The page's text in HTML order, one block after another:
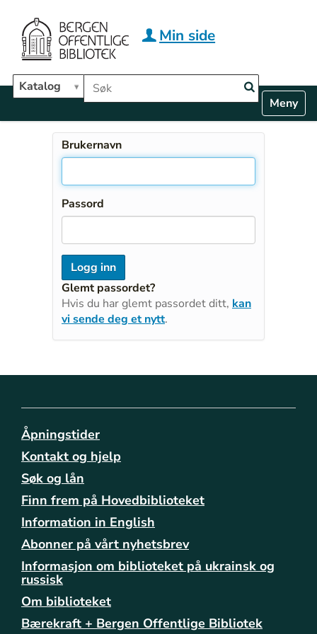
Hopp til hovedinnhold
Søk i biblioteket
Katalog
Min side
v
Toggle
Brukernavn
Passord
Glemt passordet?
Hvis du har glemt passordet ditt, kan
vi sende deg et nytt.
Åpningstider
Kontakt og hjelp
Søk og lån
Finn frem på Hovedbiblioteket
Information in English
Abonner på vårt nyhetsbrev
Informasjon om biblioteket på ukrainsk og
russisk
Om biblioteket
Bærekraft + Bergen Offentlige Bibliotek